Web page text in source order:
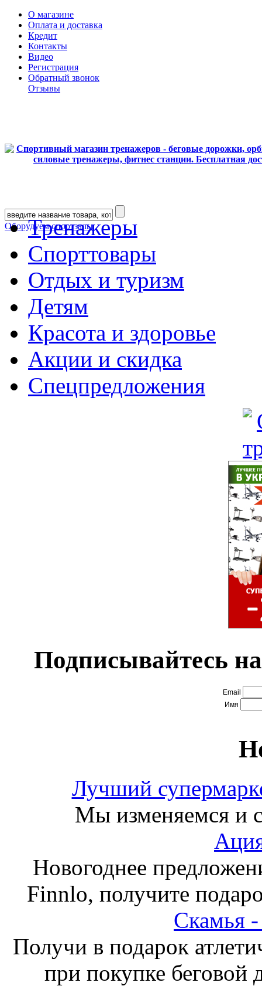
О магазине
Оплата и доставка
Кредит
Контакты
Видео
Регистрация
Обратный звонок
Отзывы
Оборудуем спортзалы
Тренажеры
Спорттовары
Отдых и туризм
Детям
Красота и здоровье
Акции и скидка
Спецпредложения
Подписывайтесь
Email
Имя
Лучший
Мы изменяемся и
Новогоднее
Finnlo, получите
Получи в подарок
при покупке беговой